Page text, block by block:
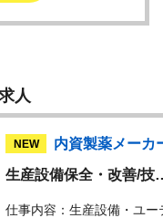
人
NEW
内資製薬メーカ
生産設備保全・改善/
仕事内容：生産設備・ユー